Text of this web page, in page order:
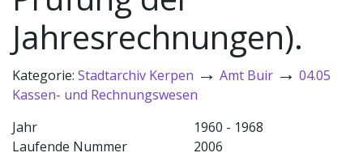
Jahresrechnungen).
Kategorie: Stadtarchiv Kerpen → Amt Buir → 04.05
Kassen- und Rechnungswesen
Jahr
1960 - 1968
Laufende Nummer
2006